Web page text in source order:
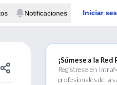
Notificaciones Iniciar
¡Súmese a la
Regístrese en
profesionales de la